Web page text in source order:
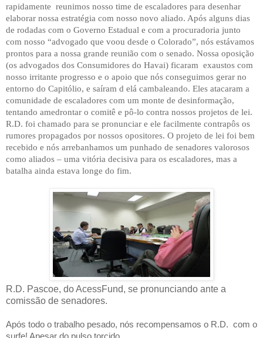
rapidamente reunimos nosso time de escaladores para desenhar
elaborar nossa estratégia com nosso novo aliado. Após alguns dias
de rodadas com o Governo Estadual e com a procuradoria junto
com nosso “advogado que voou desde o Colorado”, nós estávamos
prontos para a nossa grande reunião com o senado. Nossa oposição
(os advogados dos Consumidores do Havai) ficaram exaustos com
nosso irritante progresso e o apoio que nós conseguimos gerar no
entorno do Capitólio, e saíram d elá cambaleando. Eles atacaram a
comunidade de escaladores com um monte de desinformação,
tentando amedrontar o comitê e pô-lo contra nossos projetos de lei.
R.D. foi chamado para se pronunciar e ele facilmente contrapôs os
rumores propagados por nossos opositores. O projeto de lei foi bem
recebido e nós arrebanhamos um punhado de senadores valorosos
como aliados – uma vitória decisiva para os escaladores, mas a
batalha ainda estava longe do fim.
R.D. Pascoe, do AcessFund, se pronunciando ante a
comissão de senadores.
Após todo o trabalho pesado, nós recompensamos o R.D. com o
surfe! Apesar do pulso torcido,